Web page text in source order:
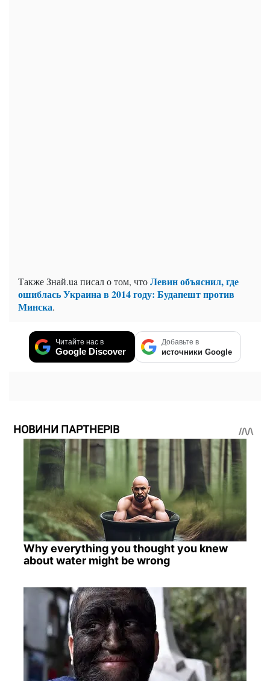
Также Знай.ua писал о том, чтоЛевин объяснил, где
ошиблась Украина в 2014 году: Будапешт против
Минска.
Читайте нас в
Google Discover
Добавьте в
источники Google
НОВИНИ ПАРТНЕРІВ
Why everything you thought you knew
about water might be wrong